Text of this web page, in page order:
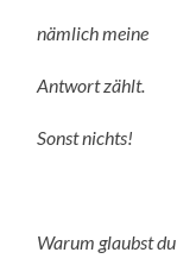
nämlich meine
Antwort zählt.
Sonst nichts!
Warum glaubst du